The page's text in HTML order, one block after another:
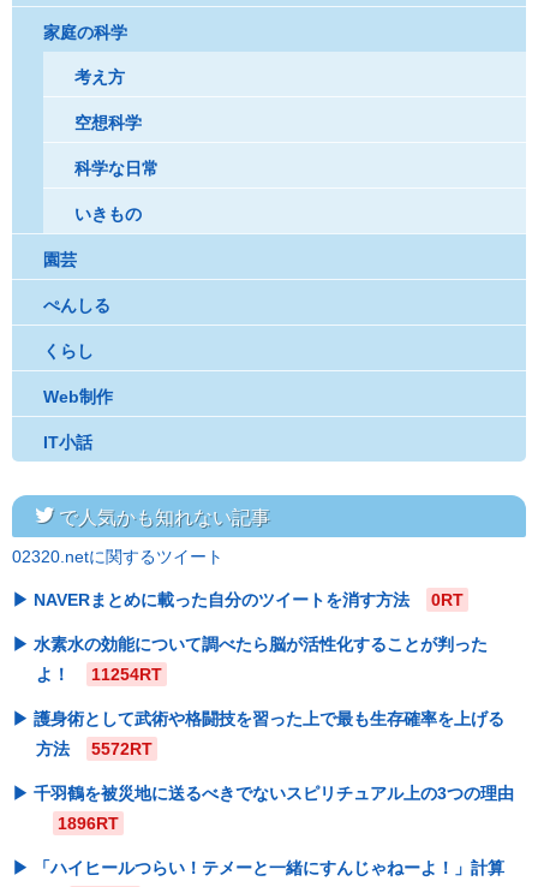
家庭の科学
考え方
空想科学
科学な日常
いきもの
園芸
ぺんしる
くらし
Web制作
IT小話
twitterで人気かも知れない記事
02320.netに関するツイート
NAVERまとめに載った自分のツイートを消す方法 0RT
水素水の効能について調べたら脳が活性化することが判った
よ！
11254RT
護身術として武術や格闘技を習った上で最も生存確率を上げる
方法
5572RT
千羽鶴を被災地に送るべきでないスピリチュアル上の3つの理由
1896RT
「ハイヒールつらい！テメーと一緒にすんじゃねーよ！」計算